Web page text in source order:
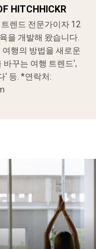
HITCHHICKR
렌드 전문가이자 12
을 개발해 왔습니다.
행의 방법을 새로운
바꾸는 여행 트렌드',
' 등. *연락처: